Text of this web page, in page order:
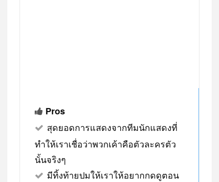
Pros
สุดยอดการแสดงจากทีมนักแสดงที่
ทำให้เราเชื่อว่าพวกเค้าคือตัวละครตัว
นั้นจริงๆ
มีทิ้งท้ายปมให้เราให้อยากกดดูตอน